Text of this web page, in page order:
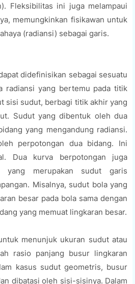
Fleksibilitas ini juga melampaui
memungkinkan fisikawan untuk
(radiansi) sebagai garis.
didefinisikan sebagai sesuatu
radiansi yang bertemu pada titik
sisi sudut, berbagi titik akhir yang
Sudut yang dibentuk oleh dua
yang mengandung radiansi.
perpotongan dua bidang. Ini
Dua kurva berpotongan juga
yang merupakan sudut garis
Misalnya, sudut bola yang
besar pada bola sama dengan
yang memuat lingkaran besar.
menunjuk ukuran sudut atau
rasio panjang busur lingkaran
kasus sudut geometris, busur
dibatasi oleh sisi-sisinya. Dalam